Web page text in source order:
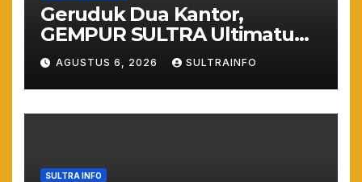
Geruduk Dua Kantor,
GEMPUR SULTRA Ultimatum
Keras: Lahan Puuwatu Siap
Diduduki Jika Tak Ada
Kepastian Hukum
AGUSTUS 6, 2026 SULTRAINFO
SULTRA INFO